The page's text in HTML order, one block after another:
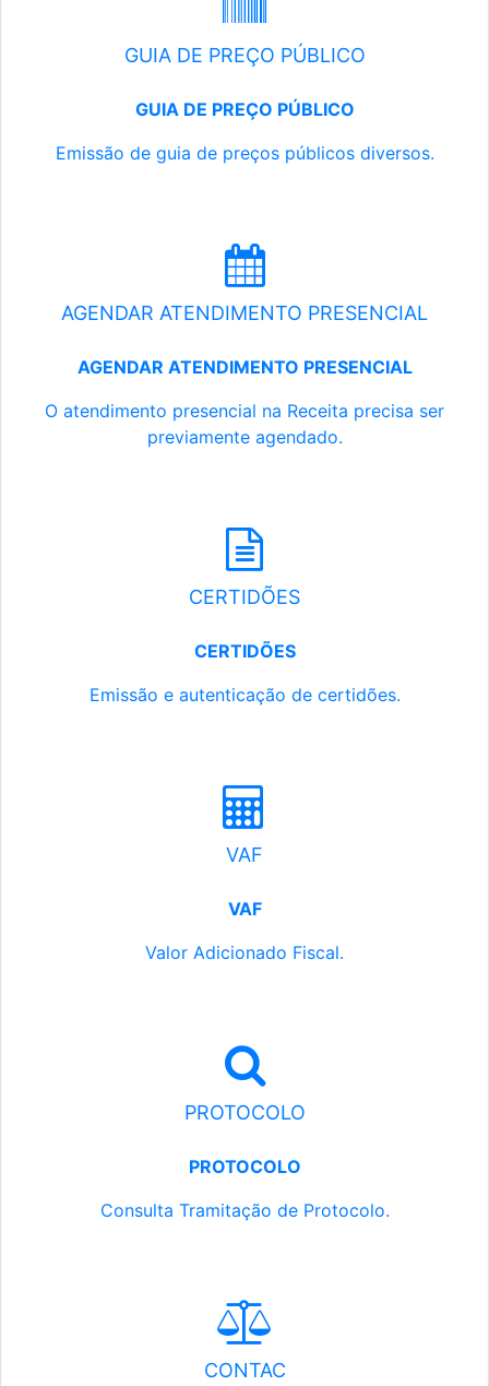
GUIA DE PREÇO PÚBLICO
GUIA DE PREÇO PÚBLICO
Emissão de guia de preços públicos diversos.
AGENDAR ATENDIMENTO PRESENCIAL
AGENDAR ATENDIMENTO PRESENCIAL
O atendimento presencial na Receita precisa ser
previamente agendado.
CERTIDÕES
CERTIDÕES
Emissão e autenticação de certidões.
VAF
VAF
Valor Adicionado Fiscal.
PROTOCOLO
PROTOCOLO
Consulta Tramitação de Protocolo.
CONTAC